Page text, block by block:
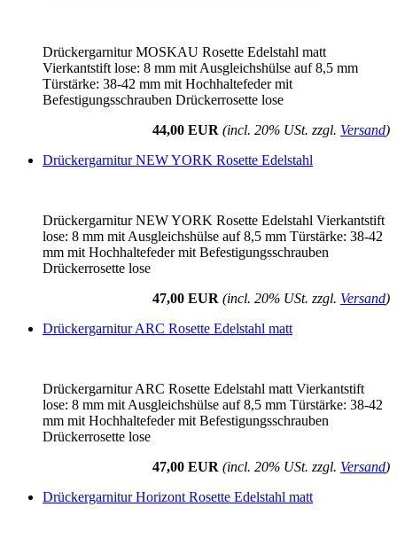
Drückergarnitur MOSKAU Rosette Edelstahl matt
Vierkantstift lose: 8 mm mit Ausgleichshülse auf 8,5 mm
Türstärke: 38-42 mm mit Hochhaltefeder mit
Befestigungsschrauben Drückerrosette lose
44,00 EUR (incl. 20% USt. zzgl. Versand)
Drückergarnitur NEW YORK Rosette Edelstahl
Drückergarnitur NEW YORK Rosette Edelstahl Vierkantstift
lose: 8 mm mit Ausgleichshülse auf 8,5 mm Türstärke: 38-42
mm mit Hochhaltefeder mit Befestigungsschrauben
Drückerrosette lose
47,00 EUR (incl. 20% USt. zzgl. Versand)
Drückergarnitur ARC Rosette Edelstahl matt
Drückergarnitur ARC Rosette Edelstahl matt Vierkantstift
lose: 8 mm mit Ausgleichshülse auf 8,5 mm Türstärke: 38-42
mm mit Hochhaltefeder mit Befestigungsschrauben
Drückerrosette lose
47,00 EUR (incl. 20% USt. zzgl. Versand)
Drückergarnitur Horizont Rosette Edelstahl matt